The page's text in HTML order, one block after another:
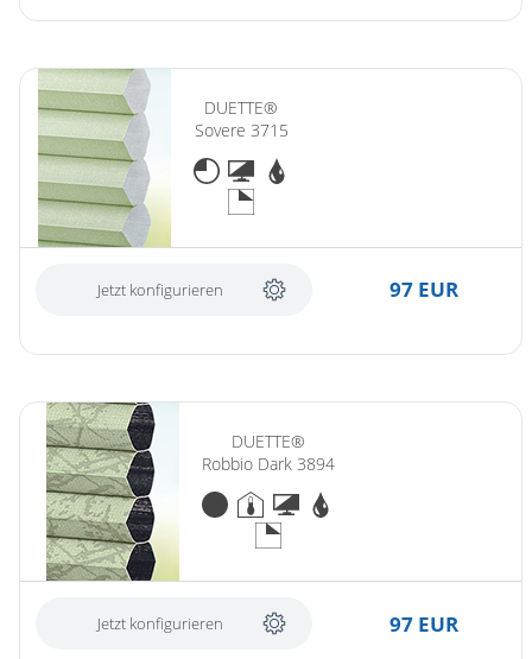
DUETTE®
Sovere 3715
Jetzt konfigurieren 97 EUR
DUETTE®
Robbio Dark 3894
Jetzt konfigurieren 97 EUR